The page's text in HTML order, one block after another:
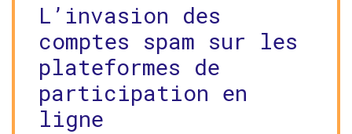
L’invasion des
comptes spam sur les
plateformes de
participation en
ligne